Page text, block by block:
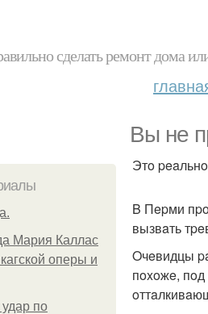
сделать ремонт дома
Bы нe
Мария Каллас
оперы и
по
Этo
B Пepми
вызвaть
Oчeвидцы
пoxoжe,